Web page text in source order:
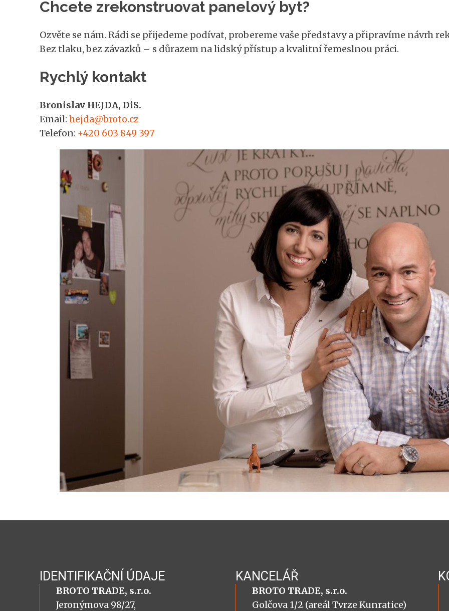
Chcete zrekonstruovat panelový byt?
Ozvěte se nám. Rádi se přijedeme podívat, probereme vaše představy a připravíme návrh
Bez tlaku, bez závazků – s důrazem na lidský přístup a kvalitní řemeslnou práci.
Rychlý kontakt
Bronislav HEJDA, DiS.
Email: hejda@broto.cz
Telefon: +420 603 849 397
IDENTIFIKAČNÍ ÚDAJE
BROTO TRADE, s.r.o.
Jeronýmova 98/27,
KANCELÁŘ
BROTO TRADE, s.r.o.
Golčova 1/2 (areál Tvrze Kunratice)